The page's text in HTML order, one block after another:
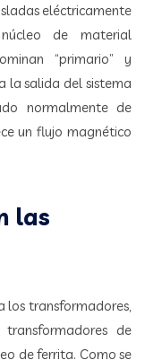
eléctricamente
de material
“primario” y
la salida del sistema
normalmente de
un flujo magnético
las
los transformadores,
de
de ferrita. Como se